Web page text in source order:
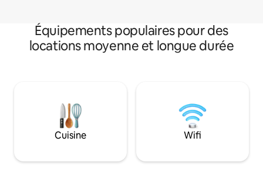
Équipements populaires pour des
locations moyenne et longue durée
Cuisine Wifi